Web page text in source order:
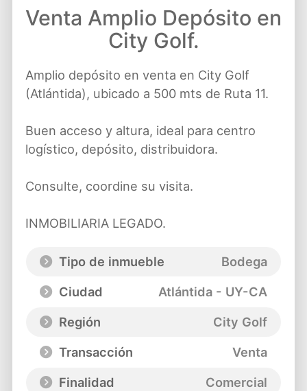
Venta Amplio Depósito en
City Golf.
Amplio depósito en venta en City Golf
(Atlántida), ubicado a 500 mts de Ruta 11.
Buen acceso y altura, ideal para centro
logístico, depósito, distribuidora.
Consulte, coordine su visita.
INMOBILIARIA LEGADO.
Tipo de inmueble
Bodega
Ciudad
Atlántida - UY-CA
Región
City Golf
Transacción
Venta
Finalidad
Comercial